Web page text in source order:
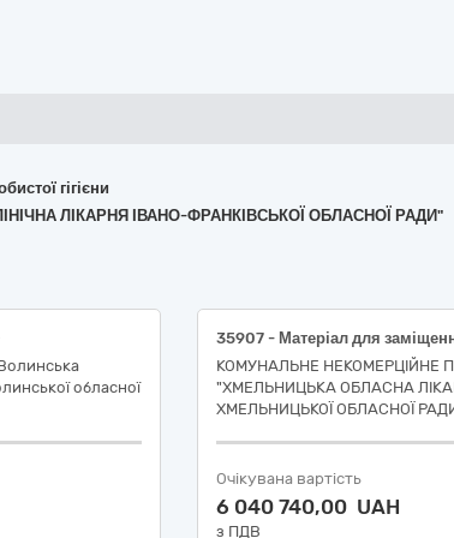
гігієни
ЛІКАРНЯ ІВАНО-ФРАНКІВСЬКОЇ ОБЛАСНОЇ РАДИ"
обласної
КОМУНАЛЬНЕ НЕКОМЕРЦІЙНЕ
"ХМЕЛЬНИЦЬКА ОБЛАСНА
ХМЕЛЬНИЦЬКОЇ ОБЛАСНОЇ
Очікувана вартість
6 040 740,00 UAH
з ПДВ